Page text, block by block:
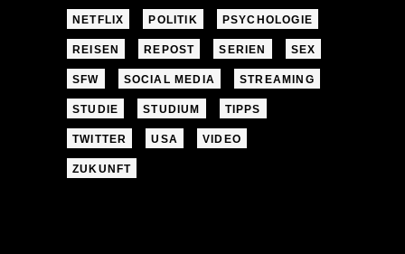
NETFLIX POLITIK PSYCHOLOGIE
REISEN REPOST SERIEN SEX
SFW SOCIAL MEDIA STREAMING
STUDIE STUDIUM TIPPS
TWITTER USA VIDEO
ZUKUNFT